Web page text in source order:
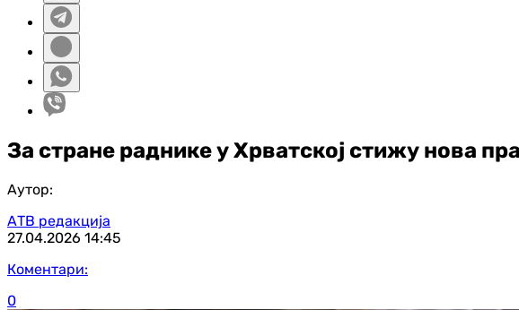
За стране раднике у Хрватској стижу нова
Аутор:
АТВ редакција
27.04.2026 14:45
Коментари:
0